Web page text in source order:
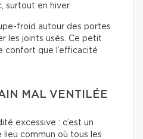
surtout en hiver.
froid autour des portes
les joints usés. Ce petit
confort que l’efficacité
MAL VENTILÉE
excessive : c’est un
commun où tous les